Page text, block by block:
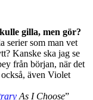
gilla, men gör?
serier som man vet
Kanske ska jag se
från början, när det
även Violet
As I Choose”